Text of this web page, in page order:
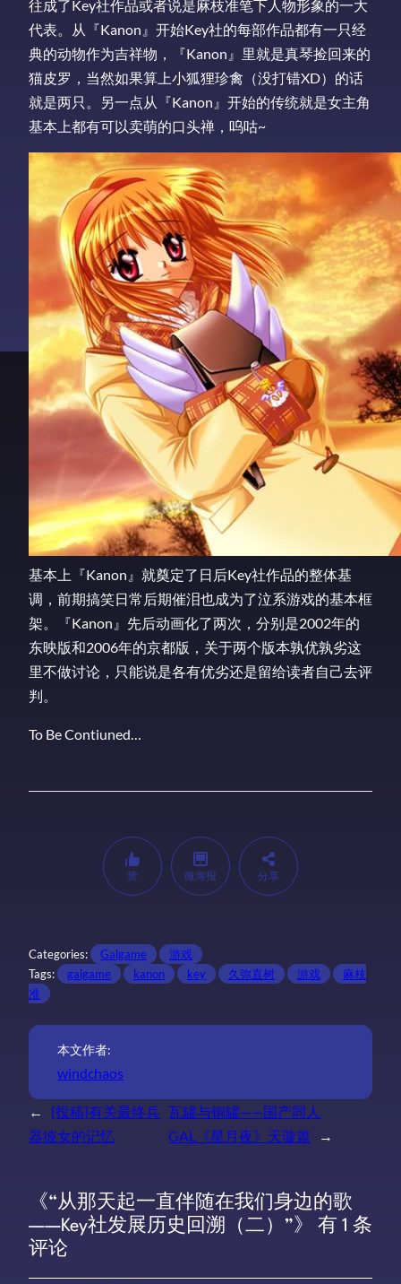
往成了Key社作品或者说是麻枝准笔下人物形象的一大
代表。从『Kanon』开始Key社的每部作品都有一只经
典的动物作为吉祥物，『Kanon』里就是真琴捡回来的
猫皮罗，当然如果算上小狐狸珍禽（没打错XD）的话
就是两只。另一点从『Kanon』开始的传统就是女主角
基本上都有可以卖萌的口头禅，呜咕~
基本上『Kanon』就奠定了日后Key社作品的整体基
调，前期搞笑日常后期催泪也成为了泣系游戏的基本框
架。『Kanon』先后动画化了两次，分别是2002年的
东映版和2006年的京都版，关于两个版本孰优孰劣这
里不做讨论，只能说是各有优劣还是留给读者自己去评
判。
To Be Contiuned…
赞 微海报 分享
Categories: Galgame
游戏
Tags:
galgame kanon key 久弥直树 游戏
麻枝
准
本文作者:
windchaos
←
[投稿]有关最终兵
器彼女的记忆
瓦罐与铜罐——国产同人
GAL《星月夜》天璇篇
→
《“从那天起一直伴随在我们身边的歌
——Key社发展历史回溯（二）”》 有 1 条
评论